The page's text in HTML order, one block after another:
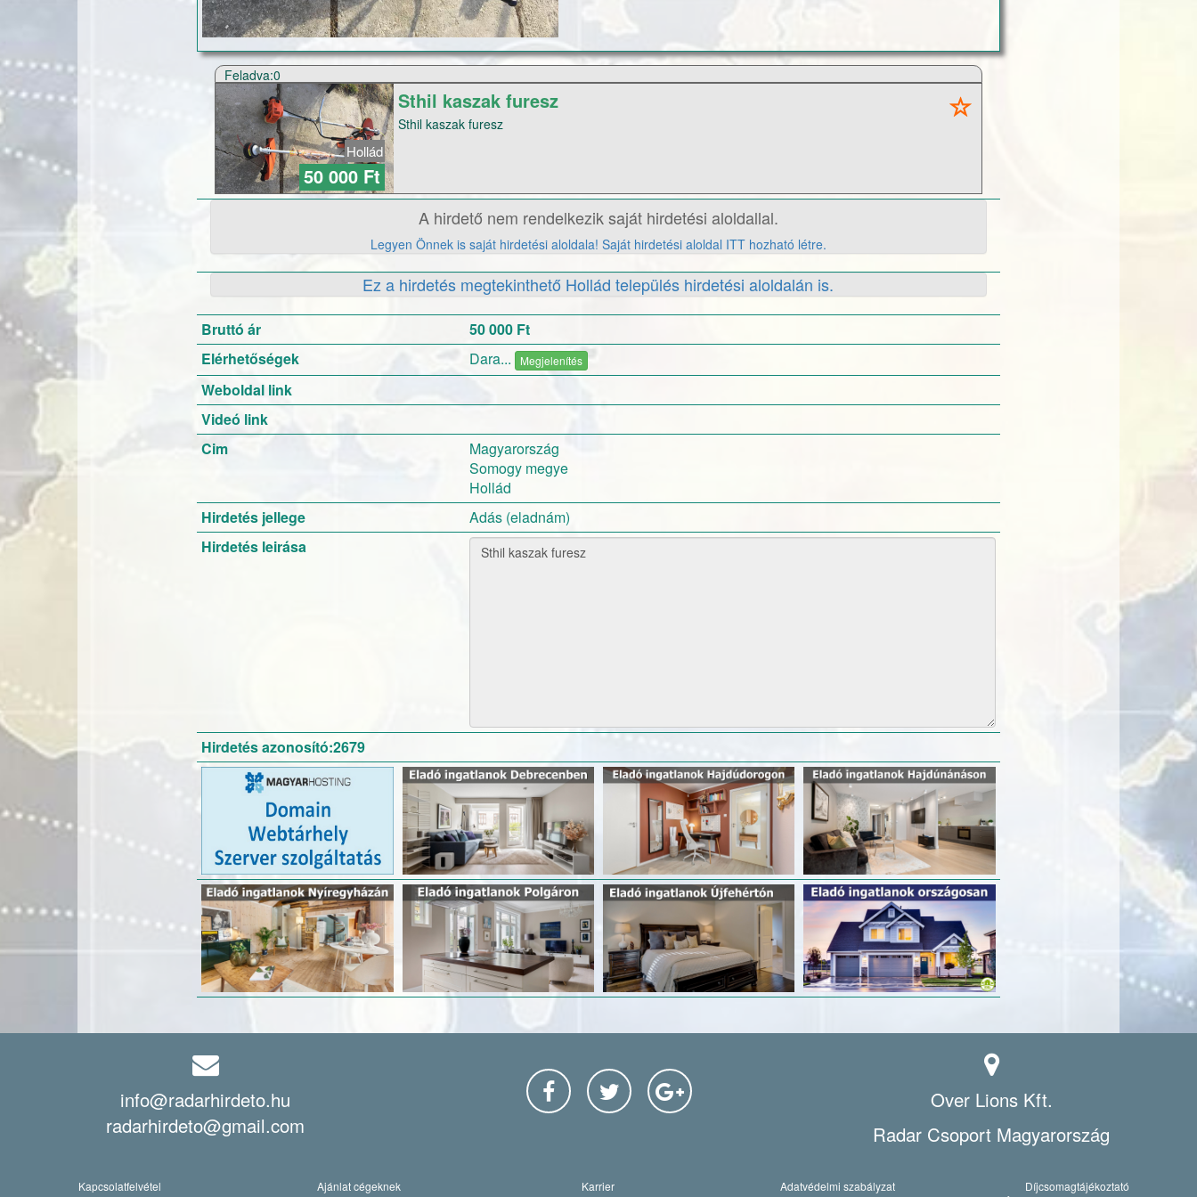
Feladva:0
Hollád
50 000 Ft
Sthil kaszak furesz
Sthil kaszak furesz
A hirdető nem rendelkezik saját hirdetési aloldallal.
Legyen Önnek is saját hirdetési aloldala! Saját hirdetési aloldal ITT hozható létre.
Ez a hirdetés megtekinthető Hollád település hirdetési aloldalán is.
Bruttó ár
50 000 Ft
Elérhetőségek
Dara... Megjelenítés
Weboldal link
Videó link
Cim
Magyarország
Somogy megye
Hollád
Hirdetés jellege
Adás (eladnám)
Hirdetés leirása
Hirdetés azonosító:2679
info@radarhirdeto.hu
radarhirdeto@gmail.com
Over Lions Kft.
Radar Csoport Magyarország
Kapcsolatfelvétel Ajánlat cégeknek Karrier Adatvédelmi szabályzat
Díjcsomagtájékoztató